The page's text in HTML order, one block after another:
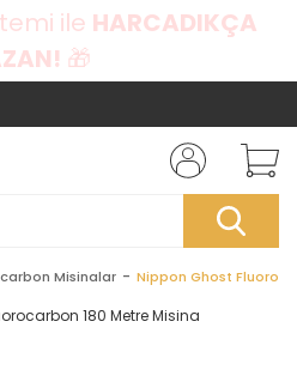
ile HARCADIKÇA
🎁
Misinalar Nippon Ghost